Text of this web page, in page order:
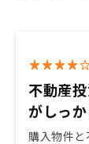
不動産
がしっか
購入物件